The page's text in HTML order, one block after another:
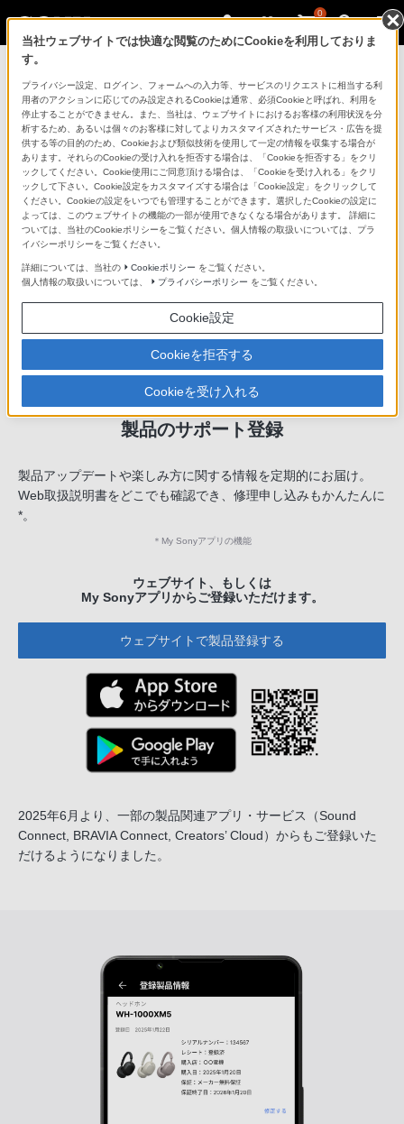
0
「できたらいいな」も
「安心」も
製品のサポート登録
製品アップデートや楽しみ方に関する情報を定期的にお届け。
Web取扱説明書をどこでも確認でき、修理申し込みもかんたんに
*。
＊ My Sonyアプリの機能
ウェブサイト、もしくは
My Sonyアプリからご登録いただけます。
ウェブサイトで製品登録する
2025年6月より、一部の製品関連アプリ・サービス
（Sound
Connect, BRAVIA Connect, Creators’ Cloud）からもご登録いた
だけるようになりました。
当社ウェブサイトでは快適な閲覧のためにCookieを利用しておりま
す。
プライバシー設定、ログイン、フォームへの入力等、サービスのリクエストに相当する利
用者のアクションに応じてのみ設定されるCookieは通常、必須Cookieと呼ばれ、利用を
停止することができません。また、当社は、ウェブサイトにおけるお客様の利用状況を分
析するため、あるいは個々のお客様に対してよりカスタマイズされたサービス・広告を提
供する等の目的のため、Cookieおよび類似技術を使用して一定の情報を収集する場合が
あります。それらのCookieの受け入れを拒否する場合は、「Cookieを拒否する」をクリ
ックしてください。Cookie使用にご同意頂ける場合は、「Cookieを受け入れる」をクリ
ックして下さい。Cookie設定をカスタマイズする場合は「Cookie設定」をクリックして
ください。Cookieの設定をいつでも管理することができます。選択したCookieの設定に
よっては、このウェブサイトの機能の一部が使用できなくなる場合があります。 詳細に
ついては、当社のCookieポリシーをご覧ください。個人情報の取扱いについては、プラ
イバシーポリシーをご覧ください。
詳細については、当社の Cookieポリシー をご覧ください。
個人情報の取扱いについては、
プライバシーポリシー をご覧ください。
Cookie設定
Cookieを拒否する
Cookieを受け入れる